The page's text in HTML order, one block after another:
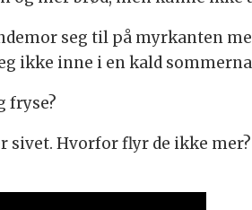
seg til på myrkanten
ikke inne i en kald
fryse?
sivet. Hvorfor flyr de ikke